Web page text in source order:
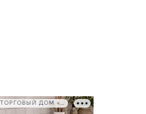
РЕКЛАМА • ООО СТРОИТЕЛЬНЫЙ ТОРГОВЫЙ ДОМ «ПЕТРОВИЧ», ИНН 7802348846